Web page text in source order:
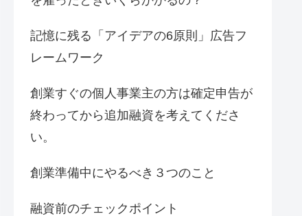
記憶に残る「アイデアの6原則」広告フ
レームワーク
創業すぐの個人事業主の方は確定申告が
終わってから追加融資を考えてくださ
い。
創業準備中にやるべき３つのこと
融資前のチェックポイント